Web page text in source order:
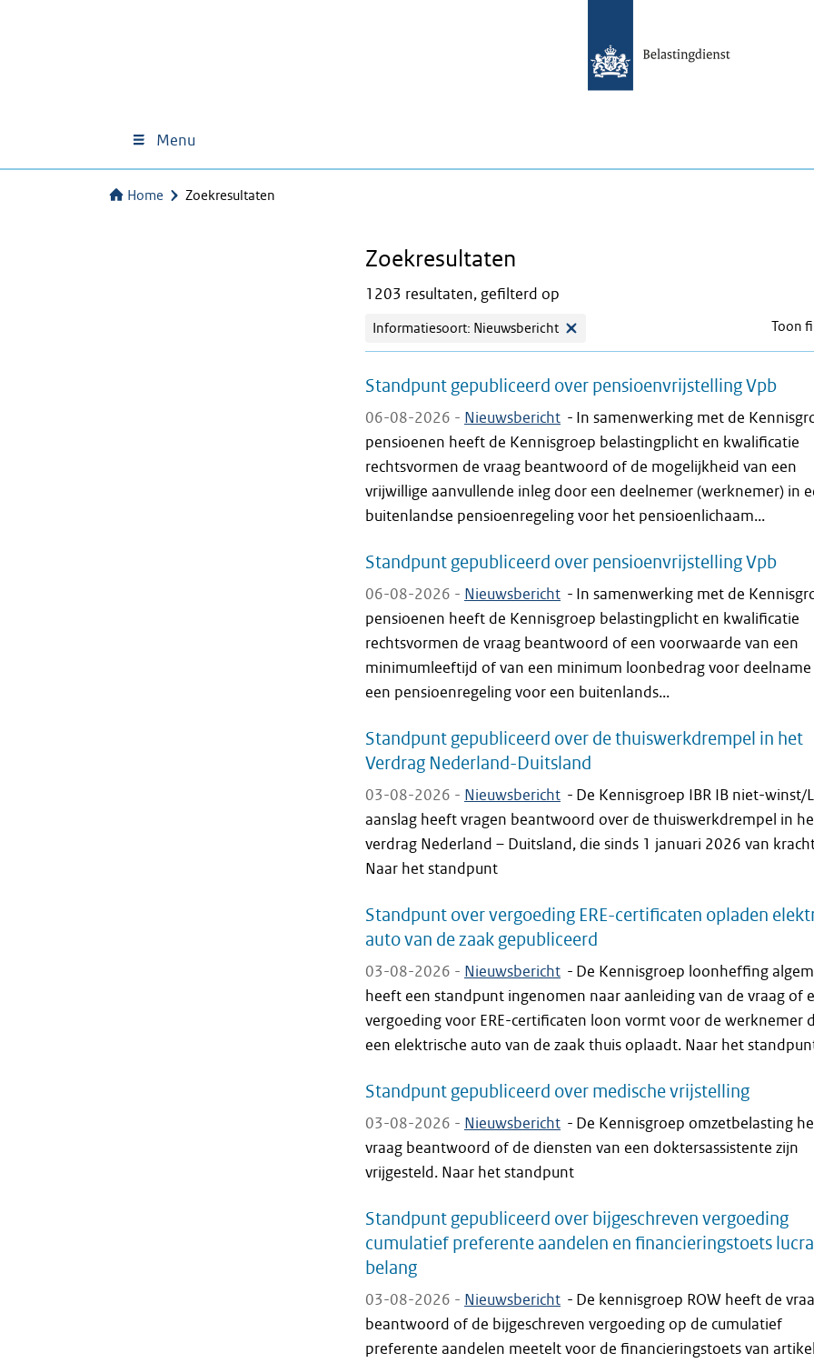
Menu
Home Zoekresultaten
Zoekresultaten
1203 resultaten, gefilterd op
Informatiesoort: Nieuwsbericht Toon
Standpunt gepubliceerd over pensioenvrijstelling Vpb
06-08-2026 - Nieuwsbericht - In samenwerking met de
pensioenen heeft de Kennisgroep belastingplicht en kwalificatie
rechtsvormen de vraag beantwoord of de mogelijkheid van een
vrijwillige aanvullende inleg door een deelnemer (werknemer) in
buitenlandse pensioenregeling voor het pensioenlichaam...
Standpunt gepubliceerd over pensioenvrijstelling Vpb
06-08-2026 - Nieuwsbericht - In samenwerking met de
pensioenen heeft de Kennisgroep belastingplicht en kwalificatie
rechtsvormen de vraag beantwoord of een voorwaarde van een
minimumleeftijd of van een minimum loonbedrag voor deelname
een pensioenregeling voor een buitenlands...
Standpunt gepubliceerd over de thuiswerkdrempel in het
Verdrag Nederland-Duitsland
03-08-2026 - Nieuwsbericht - De Kennisgroep IBR IB niet-winst/
aanslag heeft vragen beantwoord over de thuiswerkdrempel in
verdrag Nederland – Duitsland, die sinds 1 januari 2026 van
Naar het standpunt
Standpunt over vergoeding ERE-certificaten opladen
auto van de zaak gepubliceerd
03-08-2026 - Nieuwsbericht - De Kennisgroep loonheffing
heeft een standpunt ingenomen naar aanleiding van de vraag of
vergoeding voor ERE-certificaten loon vormt voor de werknemer
een elektrische auto van de zaak thuis oplaadt. Naar het
Standpunt gepubliceerd over medische vrijstelling
03-08-2026 - Nieuwsbericht - De Kennisgroep omzetbelasting
vraag beantwoord of de diensten van een doktersassistente zijn
vrijgesteld. Naar het standpunt
Standpunt gepubliceerd over bijgeschreven vergoeding
cumulatief preferente aandelen en financieringstoets
belang
03-08-2026 - Nieuwsbericht - De kennisgroep ROW heeft de
beantwoord of de bijgeschreven vergoeding op de cumulatief
preferente aandelen meetelt voor de financieringstoets van artikel